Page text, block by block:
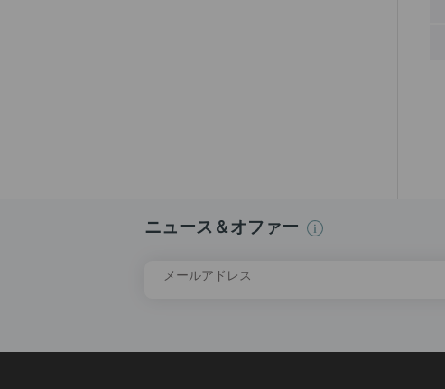
ニュース＆オファー
メールアドレス